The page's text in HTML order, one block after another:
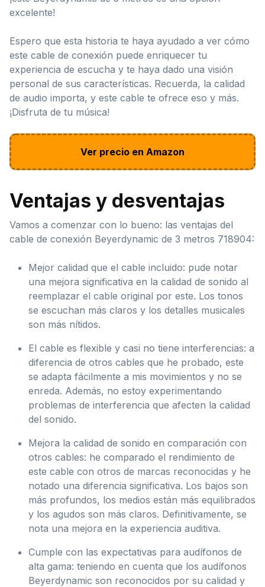
excelente!
Espero que esta historia te haya ayudado a ver cómo
este cable de conexión puede enriquecer tu
experiencia de escucha y te haya dado una visión
personal de sus características. Recuerda, la calidad
de audio importa, y este cable te ofrece eso y más.
¡Disfruta de tu música!
Ver precio en Amazon
Ventajas y desventajas
Vamos a comenzar con lo bueno: las ventajas del
cable de conexión Beyerdynamic de 3 metros 718904:
Mejor calidad que el cable incluido: pude notar
una mejora significativa en la calidad de sonido al
reemplazar el cable original por este. Los tonos
se escuchan más claros y los detalles musicales
son más nítidos.
El cable es flexible y casi no tiene interferencias: a
diferencia de otros cables que he probado, este
se adapta fácilmente a mis movimientos y no se
enreda. Además, no estoy experimentando
problemas de interferencia que afecten la calidad
del sonido.
Mejora la calidad de sonido en comparación con
otros cables: he comparado el rendimiento de
este cable con otros de marcas reconocidas y he
notado una diferencia significativa. Los bajos son
más profundos, los medios están más equilibrados
y los agudos son más claros. Definitivamente, se
nota una mejora en la experiencia auditiva.
Cumple con las expectativas para audífonos de
alta gama: teniendo en cuenta que los audífonos
Beyerdynamic son reconocidos por su calidad y